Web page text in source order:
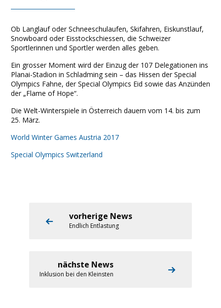
Ob Langlauf oder Schneeschulaufen, Skifahren, Eiskunstlauf,
Snowboard oder Eisstockschiessen, die Schweizer
Sportlerinnen und Sportler werden alles geben.
Ein grosser Moment wird der Einzug der 107 Delegationen ins
Planai-Stadion in Schladming sein – das Hissen der Special
Olympics Fahne, der Special Olympics Eid sowie das Anzünden
der „Flame of Hope“.
Die Welt-Winterspiele in Österreich dauern vom 14. bis zum
25. März.
World Winter Games Austria 2017
Special Olympics Switzerland
vorherige News
Endlich Entlastung
nächste News
Inklusion bei den Kleinsten